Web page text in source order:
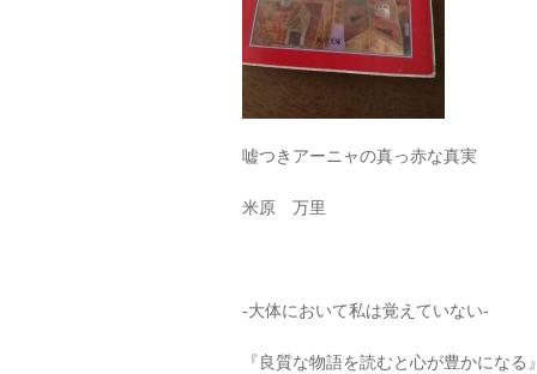
嘘つきアーニャの真っ赤な真実
米原 万里
-大体において私は覚えていない-
『良質な物語を読むと心が豊かになる